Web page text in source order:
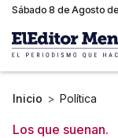
Sábado 8 de Agosto
Inicio > Política
Los que suenan.